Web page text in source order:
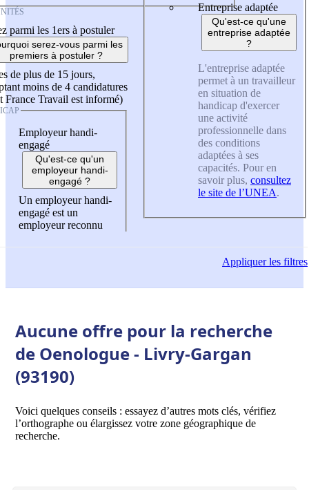
parmi les 1ers à postuler
serez-vous parmi les
premiers à postuler ?
de plus de 15 jours,
moins de 4 candidatures
France Travail est informé)
Employeur handi-
engagé
Qu'est-ce qu'un
employeur handi-
engagé ?
Un employeur handi-
engagé est un
employeur reconnu
Entreprise adaptée
Qu'est-ce qu'une
entreprise adaptée
?
L'entreprise adaptée
permet à un travailleur
en situation de
handicap d'exercer
une activité
professionnelle dans
des conditions
adaptées à ses
capacités. Pour en
savoir plus, consultez
le site de l’UNEA.
Appliquerles filtres
Aucune offre pour la recherche
de Oenologue - Livry-Gargan
(93190)
Voici quelques conseils : essayez d’autres mots clés, vérifiez
l’orthographe ou élargissez votre zone géographique de
recherche.